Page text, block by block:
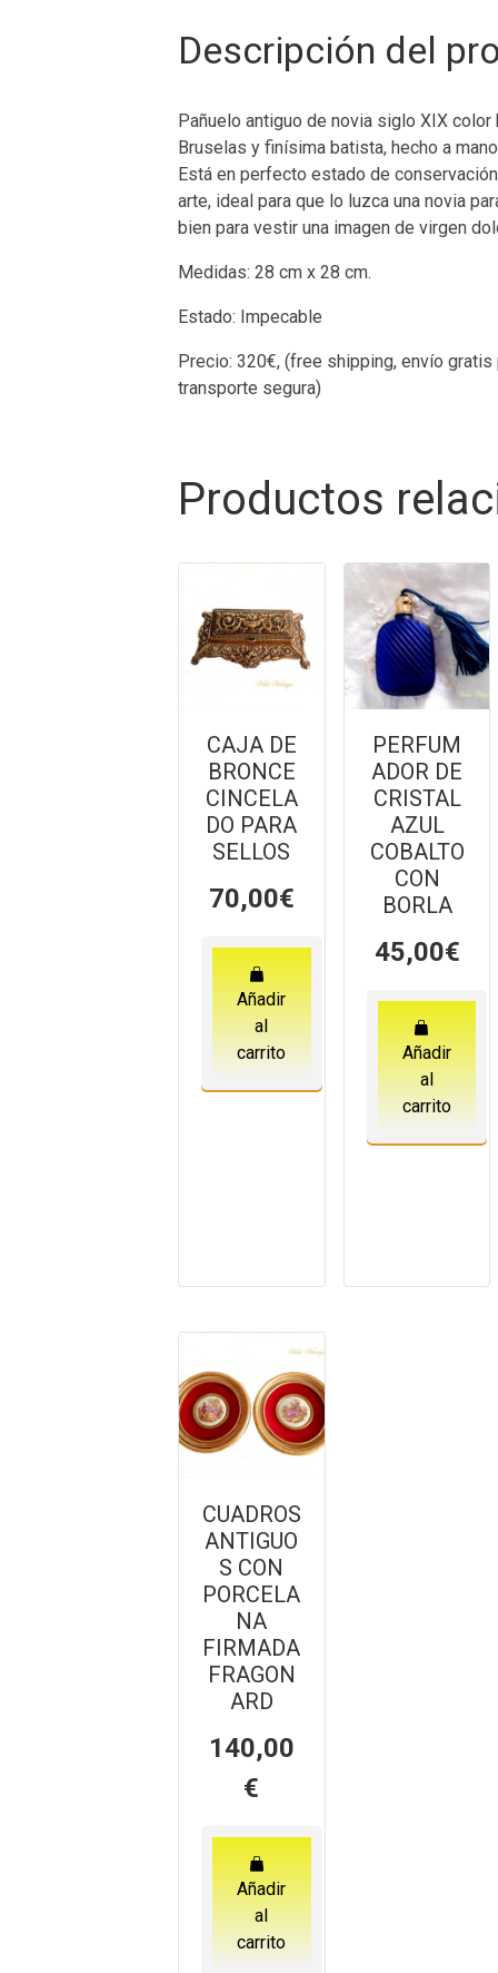
Descripción del
Pañuelo antiguo de novia siglo XIX
Bruselas y finísima batista, hecho a
Está en perfecto estado de
arte, ideal para que lo luzca una novia
bien para vestir una imagen de virgen
Medidas: 28 cm x 28 cm.
Estado: Impecable
Precio: 320€, (free shipping, envío gratis
transporte segura)
Productos
CAJA DE
BRONCE
CINCELA
DO PARA
SELLOS
70,00€
Añadir
al
carrito
PERFUM
ADOR DE
CRISTAL
AZUL
COBALTO
CON
BORLA
45,00€
Añadir
al
carrito
CUADROS
ANTIGUO
S CON
PORCELA
NA
FIRMADA
FRAGON
ARD
140,00
€
Añadir
al
carrito